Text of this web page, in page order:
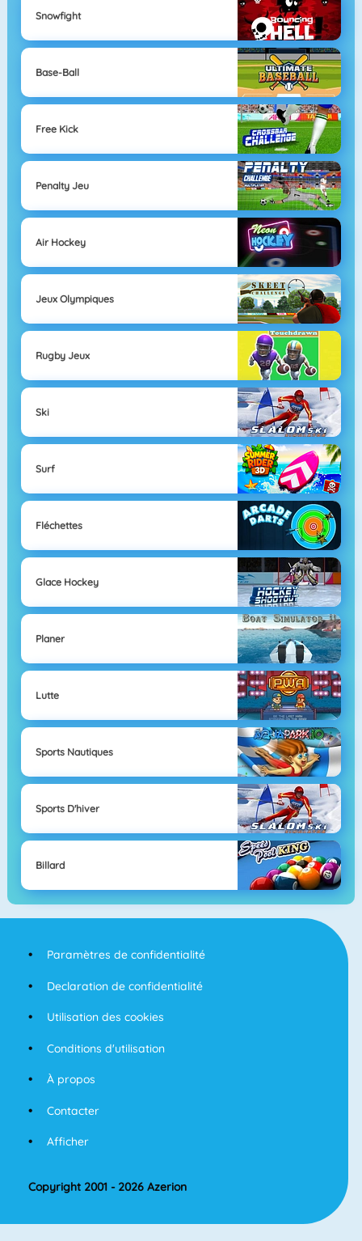
Snowfight
Base-Ball
Free Kick
Penalty Jeu
Air Hockey
Jeux Olympiques
Rugby Jeux
Ski
Surf
Fléchettes
Glace Hockey
Planer
Lutte
Sports Nautiques
Sports D'hiver
Billard
Paramètres de confidentialité
Declaration de confidentialité
Utilisation des cookies
Conditions d'utilisation
À propos
Contacter
Afficher
Copyright 2001 - 2026 Azerion